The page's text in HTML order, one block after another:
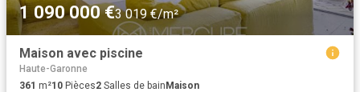
1 090 000 €3 019 €/m²
Maison avec piscine
Haute-Garonne
361 m²10 Pièces2 Salles de bainMaison